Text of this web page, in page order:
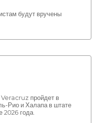
будут вручены
пройдет в
Рио и Халапа в штате
2026 года.